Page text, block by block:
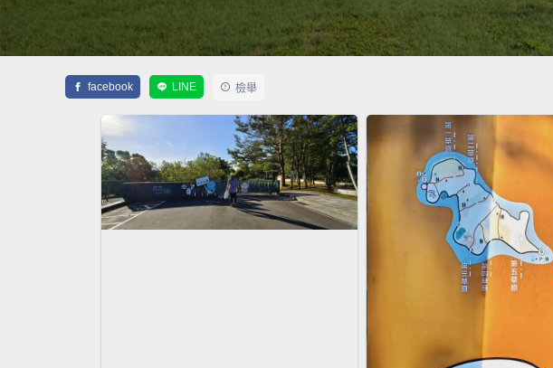
facebook LINE 檢舉